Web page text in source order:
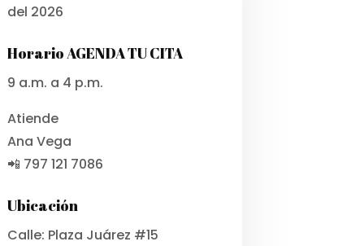
del 2026
Horario AGENDA TU CITA
9 a.m. a 4 p.m.
Atiende
Ana Vega
📲 797 121 7086
Ubicación
Calle: Plaza Juárez #15